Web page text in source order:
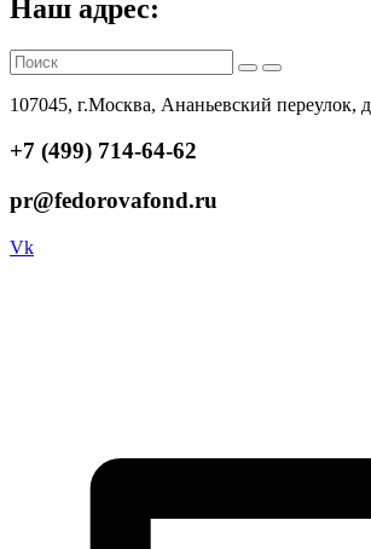
Наш адрес:
107045, г.Москва, Ананьевский переулок,
+7 (499) 714-64-62
pr@fedorovafond.ru
Vk